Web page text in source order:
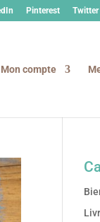
Pinterest Twitter
Mon compte